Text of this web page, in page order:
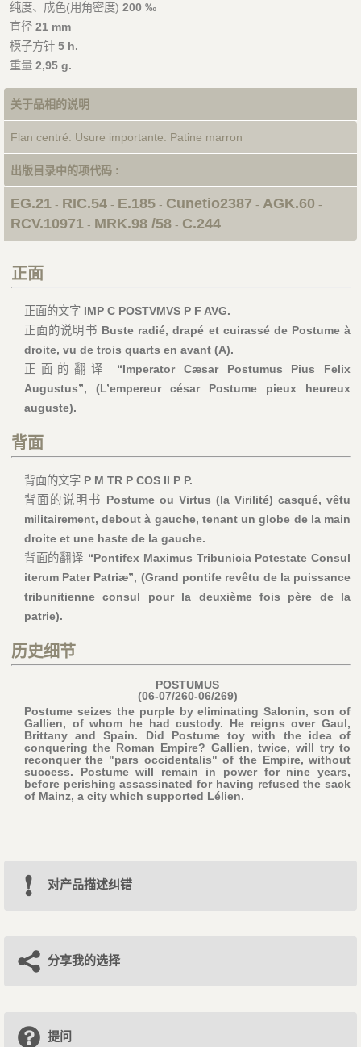
纯度、成色(用角密度) 200 ‰
直径 21 mm
模子方针 5 h.
重量 2,95 g.
关于品相的说明
Flan centré. Usure importante. Patine marron
出版目录中的项代码 :
EG.21- RIC.54- E.185- Cunetio2387 - AGK.60 -
RCV.10971- MRK.98 /58- C.244
正面
正面的文字 IMP C POSTVMVS P F AVG.
正面的说明书 Buste radié, drapé et cuirassé de Postume à
droite, vu de trois quarts en avant (A).
正面的翻译 “Imperator Cæsar Postumus Pius Felix
Augustus”, (L’empereur césar Postume pieux heureux
auguste).
背面
背面的文字 P M TR P COS II P P.
背面的说明书 Postume ou Virtus (la Virilité) casqué, vêtu
militairement, debout à gauche, tenant un globe de la main
droite et une haste de la gauche.
背面的翻译 “Pontifex Maximus Tribunicia Potestate Consul
iterum Pater Patriæ”, (Grand pontife revêtu de la puissance
tribunitienne consul pour la deuxième fois père de la
patrie).
历史细节
POSTUMUS
(06-07/260-06/269)
Postume seizes the purple by eliminating Salonin, son of
Gallien, of whom he had custody. He reigns over Gaul,
Brittany and Spain. Did Postume toy with the idea of
conquering the Roman Empire? Gallien, twice, will try to
reconquer the "pars occidentalis" of the Empire, without
success. Postume will remain in power for nine years,
before perishing assassinated for having refused the sack
of Mainz, a city which supported Lélien.
对产品描述纠错
分享我的选择
提问